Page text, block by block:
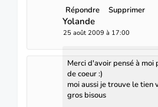
Répondre Supprimer
Yolande
25 août 2009 à 17:00
Merci d'avoir pensé à moi
de coeur :)
moi aussi je trouve le tien
gros bisous